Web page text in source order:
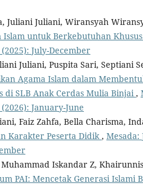
Juliani Juliani, Wiransyah
Islam untuk Berkebutuhan
July-December
Juliani, Puspita Sari, Septiani
Agama Islam dalam
di SLB Anak Cerdas Mulia Binjai,
January-June
Faiz Zahfa, Bella Charisma,
Karakter Peserta Didik , Mesada:
Iskandar Z,
PAI: Mencetak Generasi Islami